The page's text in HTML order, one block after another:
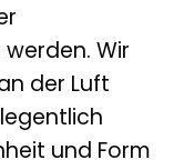
Wir
der Luft
und Form